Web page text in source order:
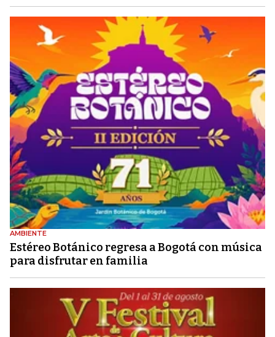
AMBIENTE
Estéreo Botánico regresa a Bogotá con música
para disfrutar en familia